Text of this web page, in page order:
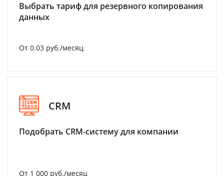
Выбрать тариф для резервного копирования
данных
От 0.03 руб./месяц
CRM
Подобрать CRM-систему для компании
От 1 000 руб./месяц